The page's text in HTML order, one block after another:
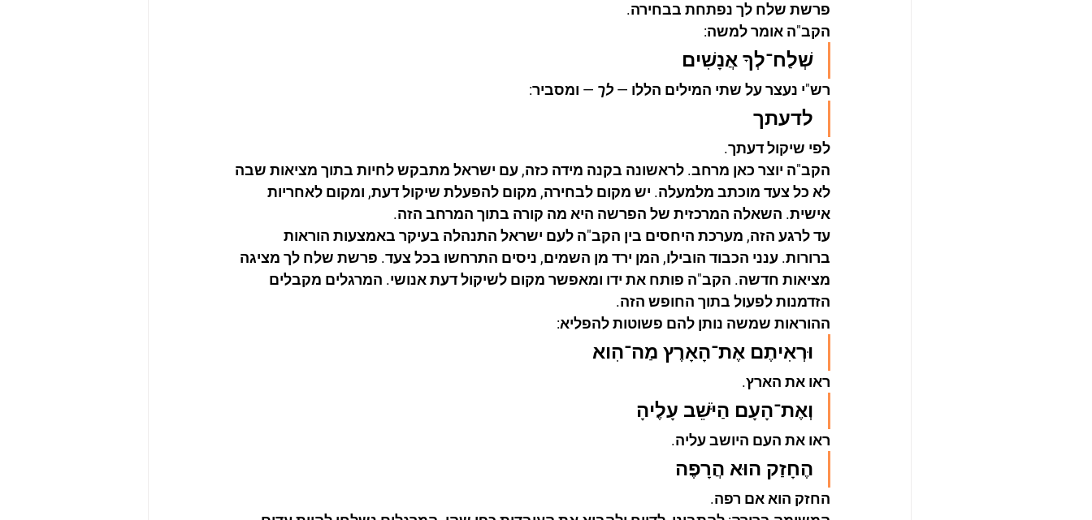
פרשת שלח לך נפתחת בבחירה.
הקב"ה אומר למשה:
שְׁלַח־לְךָ אֲנָשִׁים
רש"י נעצר על שתי המילים הללו — לך — ומסביר:
לדעתך
לפי שיקול דעתך.
הקב"ה יוצר כאן מרחב. לראשונה בקנה מידה כזה, עם ישראל מתבקש לחיות בתוך מציאות שבה
לא כל צעד מוכתב מלמעלה. יש מקום לבחירה, מקום להפעלת שיקול דעת, ומקום לאחריות
אישית. השאלה המרכזית של הפרשה היא מה קורה בתוך המרחב הזה.
עד לרגע הזה, מערכת היחסים בין הקב"ה לעם ישראל התנהלה בעיקר באמצעות הוראות
ברורות. ענני הכבוד הובילו, המן ירד מן השמים, ניסים התרחשו בכל צעד. פרשת שלח לך מציגה
מציאות חדשה. הקב"ה פותח את ידו ומאפשר מקום לשיקול דעת אנושי. המרגלים מקבלים
הזדמנות לפעול בתוך החופש הזה.
ההוראות שמשה נותן להם פשוטות להפליא:
וּרְאִיתֶם אֶת־הָאָרֶץ מַה־הִוא
ראו את הארץ.
וְאֶת־הָעָם הַיֹּשֵׁב עָלֶיהָ
ראו את העם היושב עליה.
הֶחָזַק הוּא הֲרָפֶה
החזק הוא אם רפה.